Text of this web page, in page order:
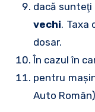
dacă
vechi. Taxa
dosar.
În cazul în
pentru
Auto